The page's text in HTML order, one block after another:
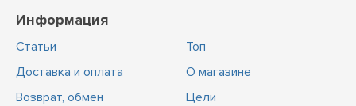
Информация
Статьи
Доставка и оплата
Возврат, обмен
Топ
О магазине
Цели